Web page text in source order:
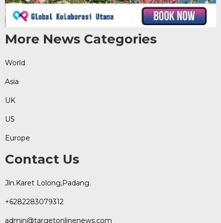
More News Categories
World
Asia
UK
US
Europe
Contact Us
Jln.Karet Lolong,Padang.
+6282283079312
admin@targetonlinenews.com